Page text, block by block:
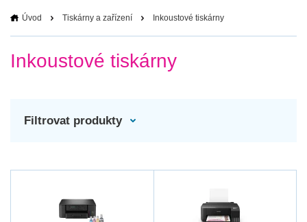
Úvod Tiskárny a zařízení Inkoustové tiskárny
Inkoustové tiskárny
Filtrovat produkty